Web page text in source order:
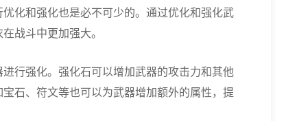
化和强化也是必不可少的。通过优化和强化武
战斗中更加强大。
行强化。强化石可以增加武器的攻击力和其他
石、符文等也可以为武器增加额外的属性，提